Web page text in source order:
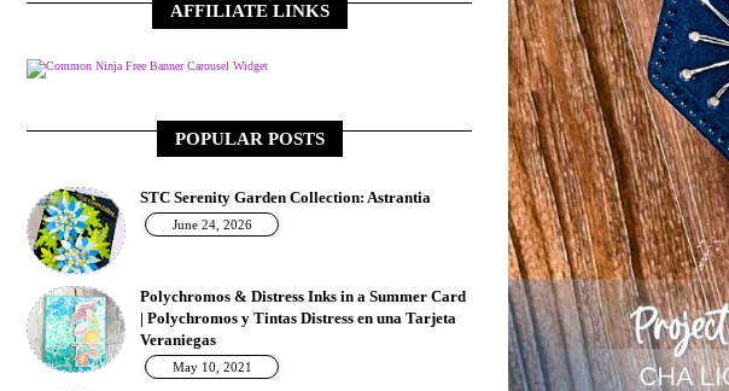
AFFILIATE LINKS
Free Banner Carousel Widget
POPULAR POSTS
STC Serenity Garden Collection: Astrantia
June 24, 2026
Polychromos & Distress Inks in a Summer Card
| Polychromos y Tintas Distress en una Tarjeta
Veraniegas
May 10, 2021